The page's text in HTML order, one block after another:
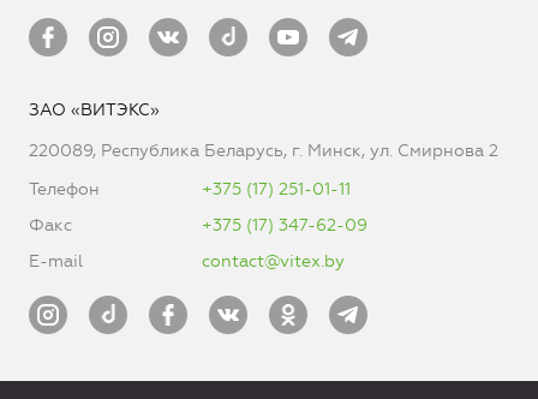
ЗАО «ВИТЭКС»
220089, Республика Беларусь, г. Минск, ул. Смирнова 2
Телефон
+375 (17) 251-01-11
Факс
+375 (17) 347-62-09
E-mail
contact@vitex.by